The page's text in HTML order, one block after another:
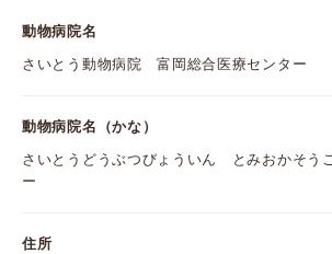
動物病院名
さいとう動物病院 富岡総合医療センター
動物病院名（かな）
さいとうどうぶつびょういん とみおかそう
ー
住所